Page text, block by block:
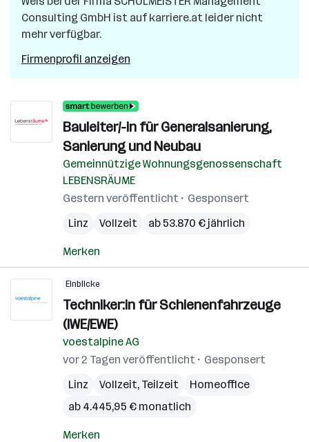
Consulting GmbH ist auf karriere.at leider nicht
mehr verfügbar.
Firmenprofil anzeigen
Bauleiter/-in für Generalsanierung,
Sanierung und Neubau
Gemeinnützige Wohnungsgenossenschaft
LEBENSRÄUME
Gestern veröffentlicht
Gesponsert
Linz
Vollzeit ab 53.870 € jährlich
Merken
Einblicke
Techniker:in für Schienenfahrzeuge
(IWE/EWE)
voestalpine AG
vor 2 Tagen veröffentlicht
Gesponsert
Linz
Vollzeit, Teilzeit
Homeoffice
ab 4.445,95 € monatlich
Merken